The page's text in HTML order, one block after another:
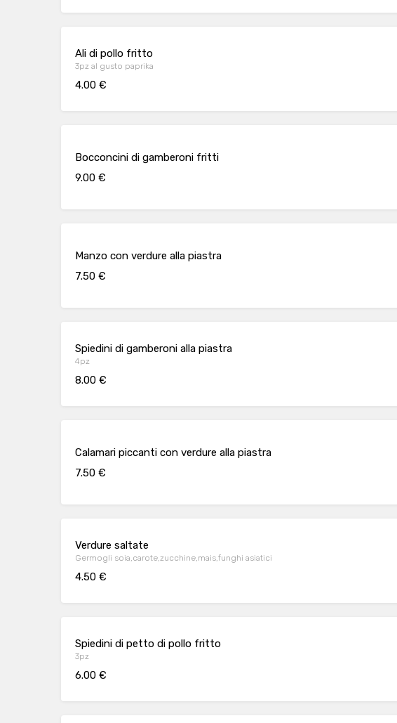
Ali di pollo fritto
3pz al gusto paprika
4.00 €
Bocconcini di gamberoni fritti
9.00 €
Manzo con verdure alla piastra
7.50 €
Spiedini di gamberoni alla piastra
4pz
8.00 €
Calamari piccanti con verdure alla piastra
7.50 €
Verdure saltate
Germogli soia,carote,zucchine,mais,funghi asiatici
4.50 €
Spiedini di petto di pollo fritto
3pz
6.00 €